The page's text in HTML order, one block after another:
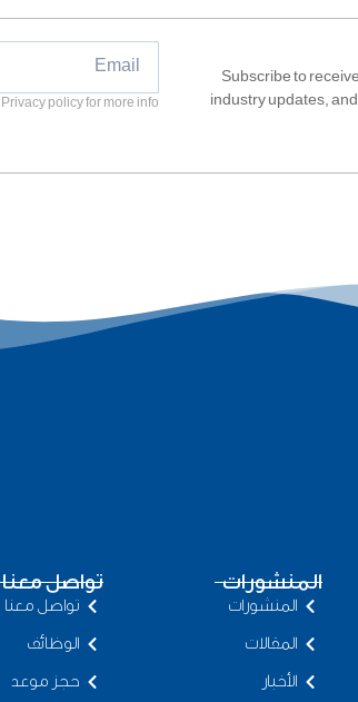
Subscribe to
industry updates,
policy for more info.
المنشورات
المنشورات
المقالات
الأخبار
تواصل معنا
تواصل معنا
الوظائف
حجز موعد